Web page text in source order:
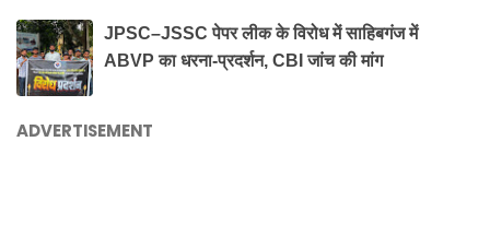
JPSC–JSSC पेपर लीक के विरोध में साहिबगंज में
ABVP का धरना-प्रदर्शन, CBI जांच की मांग
ADVERTISEMENT